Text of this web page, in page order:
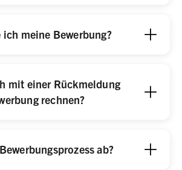
meine Bewerbung?
mit einer Rückmeldung
rechnen?
ab?